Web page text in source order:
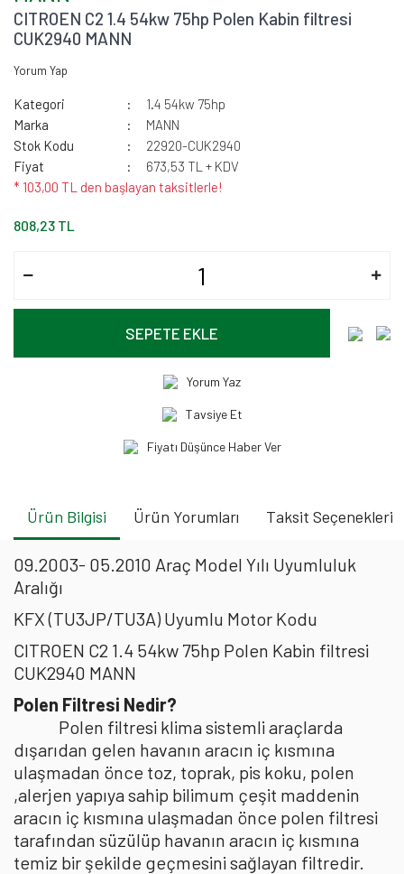
CITROEN C2 1.4 54kw 75hp Polen Kabin filtresi
CUK2940 MANN
Yorum Yap
Kategori
1.4 54kw 75hp
Marka
MANN
Stok Kodu
22920-CUK2940
Fiyat
673,53 TL + KDV
* 103,00 TL den başlayan taksitlerle!
808,23 TL
SEPETE EKLE
Yorum Yaz
Tavsiye Et
Fiyatı Düşünce Haber Ver
Ürün Bilgisi Ürün Yorumları Taksit Seçenekleri
09.2003- 05.2010 Araç Model Yılı Uyumluluk
Aralığı
KFX (TU3JP/TU3A) Uyumlu Motor Kodu
CITROEN C2 1.4 54kw 75hp Polen Kabin filtresi
CUK2940 MANN
Polen Filtresi Nedir?
Polen filtresi klima sistemli araçlarda
dışarıdan gelen havanın aracın iç kısmına
ulaşmadan önce toz, toprak, pis koku, polen
,alerjen yapıya sahip bilimum çeşit maddenin
aracın iç kısmına ulaşmadan önce polen filtresi
tarafından süzülüp havanın aracın iç kısmına
temiz bir şekilde geçmesini sağlayan filtredir.